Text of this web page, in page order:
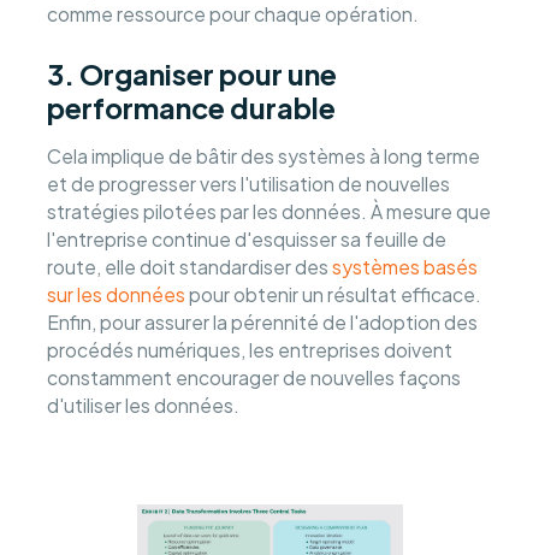
comme ressource pour chaque opération.
3. Organiser pour une
performance durable
Cela implique de bâtir des systèmes à long terme
et de progresser vers l'utilisation de nouvelles
stratégies pilotées par les données. À mesure que
l'entreprise continue d'esquisser sa feuille de
route, elle doit standardiser dessystèmes basés
sur les données pour obtenir un résultat efficace.
Enfin, pour assurer la pérennité de l'adoption des
procédés numériques, les entreprises doivent
constamment encourager de nouvelles façons
d'utiliser les données.